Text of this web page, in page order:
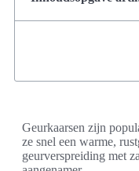
Geurkaarsen zijn
ze snel een warme,
geurverspreiding met